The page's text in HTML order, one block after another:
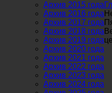
Архив 2015 года
Архив 2016 года
Архив 2017 года
Архив 2018 года
Архив 2019 года
Архив 2020 года
Архив 2021 года
Архив 2022 года
Архив 2023 года
Архив 2024 года